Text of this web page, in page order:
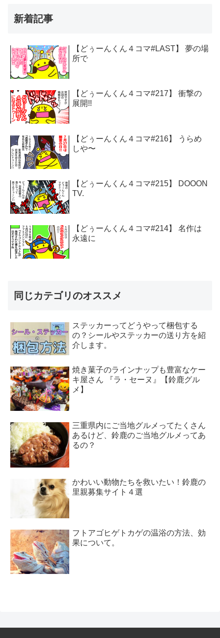
新着記事
【どぅーんくん４コマ#LAST】 夢の場
所で
【どぅーんくん４コマ#217】 衝撃の
展開!!
【どぅーんくん４コマ#216】 うらめ
しや〜
【どぅーんくん４コマ#215】 DOOON
TV.
【どぅーんくん４コマ#214】 名作は
永遠に
同じカテゴリのオススメ
ステッカーってどうやって梱包する
の？シールやステッカーの送り方を紹
介します。
焼き菓子のラインナップも豊富なケー
キ屋さん 『ラ・セーヌ』【鈴鹿グル
メ】
三重県内にご当地グルメってたくさん
あるけど、鈴鹿のご当地グルメってあ
るの？
かわいい動物たちを救いたい！鈴鹿の
里親募集サイト４選
フトアゴヒゲトカゲの温浴の方法、効
果について。